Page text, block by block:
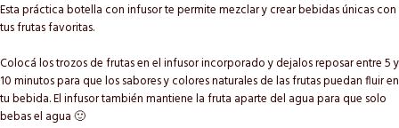
Esta práctica botella con infusor te permite mezclar y crear bebidas únicas con
tus frutas favoritas.
Colocá los trozos de frutas en el infusor incorporado y dejalos reposar entre 5 y
10 minutos para que los sabores y colores naturales de las frutas puedan fluir en
tu bebida. El infusor también mantiene la fruta aparte del agua para que solo
bebas el agua 🙂